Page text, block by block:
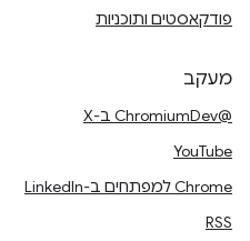
פודקאסטים ותוכניות
מעקב
@ChromiumDev ב-X
YouTube
Chrome למפתחים ב-LinkedIn
RSS